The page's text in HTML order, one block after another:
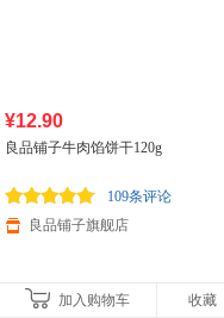
¥12.90
良品铺子牛肉馅饼干120g
109条评论
良品铺子旗舰店
加入购物车 收藏